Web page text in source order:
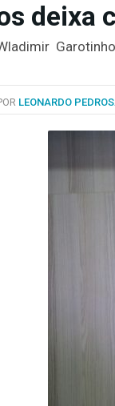
deixa
LEONARDO